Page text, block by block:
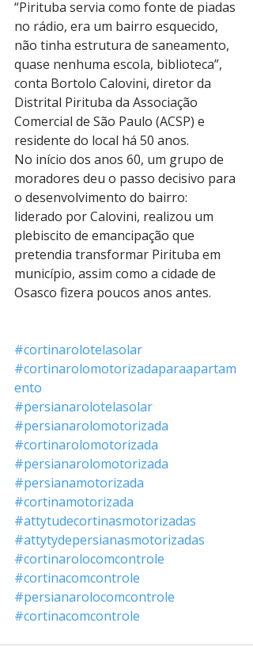
“Pirituba servia como fonte de piadas
no rádio, era um bairro esquecido,
não tinha estrutura de saneamento,
quase nenhuma escola, biblioteca”,
conta Bortolo Calovini, diretor da
Distrital Pirituba da Associação
Comercial de São Paulo (ACSP) e
residente do local há 50 anos.
No início dos anos 60, um grupo de
moradores deu o passo decisivo para
o desenvolvimento do bairro:
liderado por Calovini, realizou um
plebiscito de emancipação que
pretendia transformar Pirituba em
município, assim como a cidade de
Osasco fizera poucos anos antes.
#cortinarolotelasolar
#cortinarolomotorizadaparaapartam
ento
#persianarolotelasolar
#persianarolomotorizada
#cortinarolomotorizada
#persianarolomotorizada
#persianamotorizada
#cortinamotorizada
#attytudecortinasmotorizadas
#attytydepersianasmotorizadas
#cortinarolocomcontrole
#cortinacomcontrole
#persianarolocomcontrole
#cortinacomcontrole